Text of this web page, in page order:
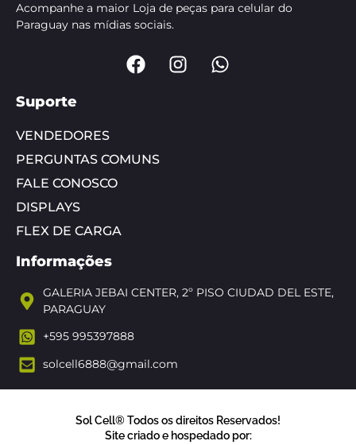
Acompanhe a maior Loja de peças para celular do
Paraguay nas mídias sociais.
Suporte
VENDEDORES
PERGUNTAS COMUNS
FALE CONOSCO
DISPLAYS
FLEX DE CARGA
Informações
GALERIA JEBAI CENTER, 2º PISO CIUDAD DEL ESTE,
PARAGUAY
+595 995397888
solcell6888@gmail.com
Sol Cell® Todos os direitos Reservados!
Site criado e hospedado por: